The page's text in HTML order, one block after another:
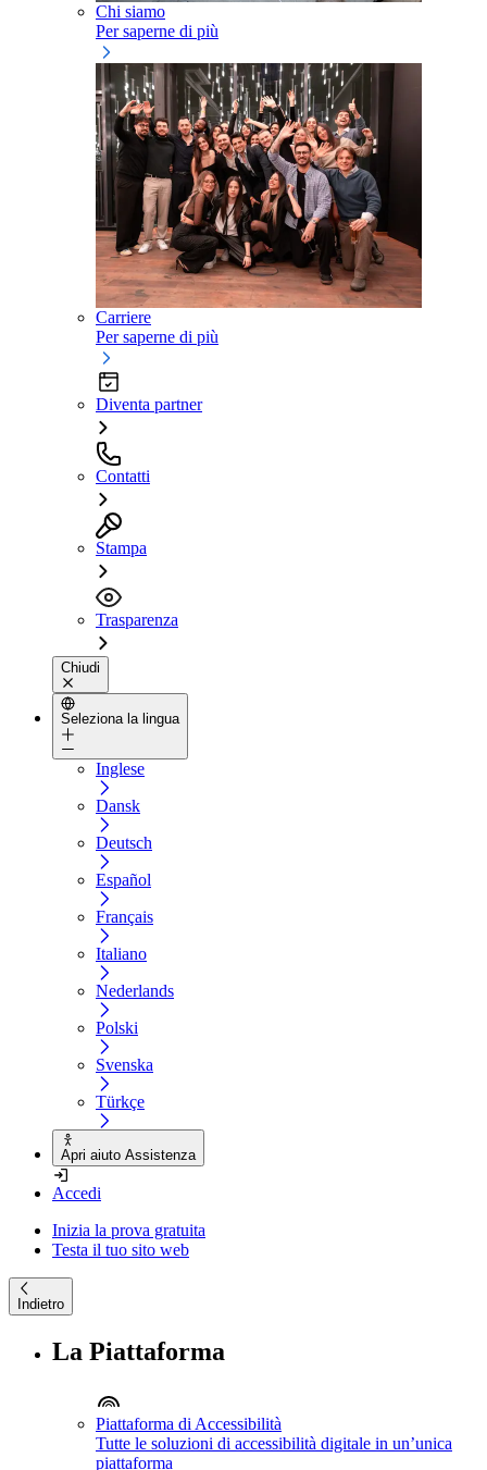
Chi siamo
Per saperne di più
Carriere
Per saperne di più
Diventa partner
Contatti
Stampa
Trasparenza
Chiudi
Seleziona la lingua
Inglese
Dansk
Deutsch
Español
Français
Italiano
Nederlands
Polski
Svenska
Türkçe
Apri aiuto Assistenza
Accedi
Inizia la prova gratuita
Testa il tuo sito web
Indietro
La Piattaforma
Piattaforma di Accessibilità
Tutte le soluzioni di accessibilità digitale in un’unica
piattaforma